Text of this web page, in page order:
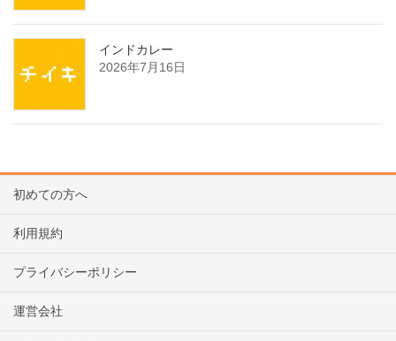
インドカレー
2026年7月16日
初めての方へ
利用規約
プライバシーポリシー
運営会社